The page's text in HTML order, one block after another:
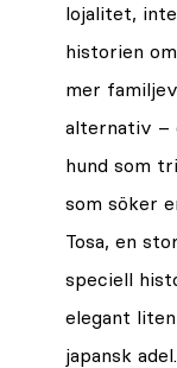
lojalitet,
historien
mer
alternativ –
hund som
som söker
Tosa, en
speciell
elegant
japansk adel.